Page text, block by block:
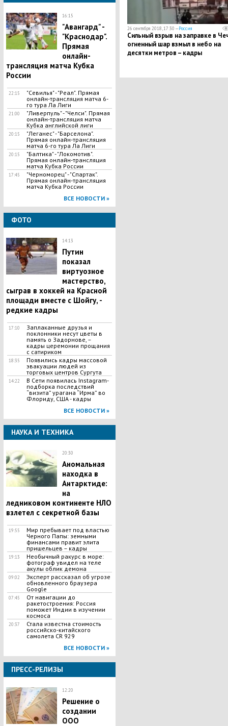
16:15
"Авангард" -
"Краснодар".
Прямая
онлайн-
трансляция матча Кубка
России
22:15
"Севилья" - "Реал". Прямая
онлайн-трансляция матча 6-
го тура Ла Лиги
21:00
"Ливерпуль" - "Челси". Прямая
онлайн-трансляция матча
Кубка английской лиги
20:15
"Леганес" - "Барселона".
Прямая онлайн-трансляция
матча 6-го тура Ла Лиги
20:15
"Балтика" - "Локомотив".
Прямая онлайн-трансляция
матча Кубка России
17:45
"Черноморец" - "Спартак".
Прямая онлайн-трансляция
матча Кубка России
ВСЕ НОВОСТИ »
ФОТО
14:13
Путин
показал
виртуозное
мастерство,
сыграв в хоккей на Красной
площади вместе с Шойгу, -
редкие кадры
17:10
Заплаканные друзья и
поклонники несут цветы в
память о Задорнове, –
кадры церемонии прощания
с сатириком
18:35
Появились кадры массовой
эвакуации людей из
торговых центров Сургута
14:22
В Сети появилась Іnstagram-
подборка последствий
“визита” урагана “Ирма” во
Флориду, США - кадры
ВСЕ НОВОСТИ »
НАУКА И ТЕХНИКА
20:30
Аномальная
находка в
Антарктиде:
на
ледниковом континенте НЛО
взлетел с секретной базы
19:55
Мир пребывает под властью
Черного Папы: земными
финансами правит элита
пришельцев – кадры
19:13
Необычный ракурс в море:
фотограф увидел на теле
акулы облик демона
09:02
Эксперт рассказал об угрозе
обновленного браузера
Google
07:45
От навигации до
ракетостроения: Россия
поможет Индии в изучении
космоса
20:37
Стала известна стоимость
российско-китайского
самолета CR 929
ВСЕ НОВОСТИ »
ПРЕСС-РЕЛИЗЫ
12:20
Решение о
создании
ООО
26 сентября 2018, 17:30 —Россия
Сильный взрыв на заправке в
огненный шар взмыл в небо на
десятки метров – кадры